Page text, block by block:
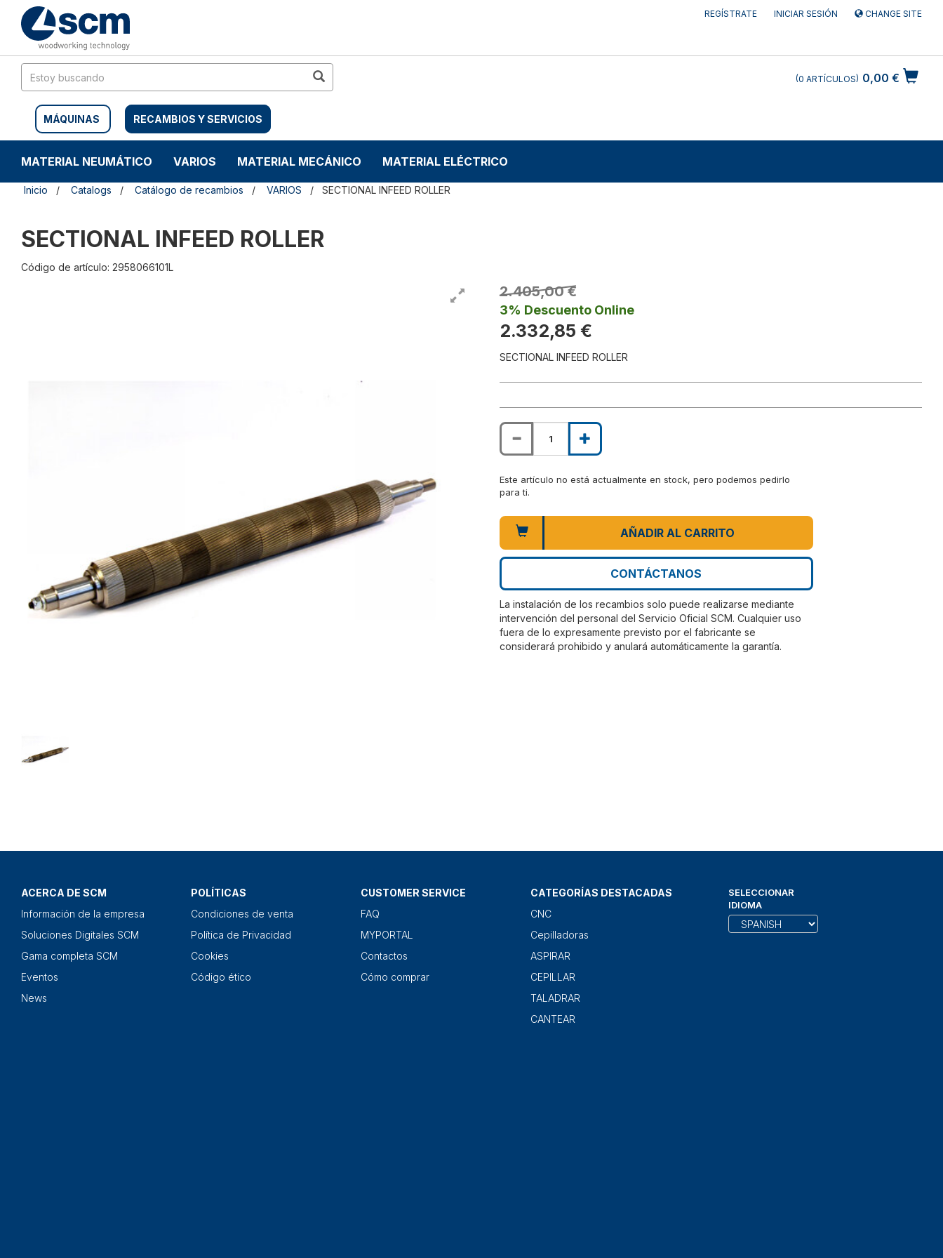
contenido
menú
navegación
REGÍSTRATE INICIAR SESIÓN CHANGE SITE
MÁQUINAS RECAMBIOS Y SERVICIOS
0,00 €
0 ARTÍCULOS
MATERIAL NEUMÁTICO VARIOS MATERIAL MECÁNICO MATERIAL ELÉCTRICO
Inicio Catalogs Catálogo de recambios VARIOS SECTIONAL INFEED ROLLER
SECTIONAL INFEED ROLLER
Código de artículo: 2958066101L
2.405,00 €
3% Descuento Online
2.332,85 €
SECTIONAL INFEED ROLLER
Este artículo no está actualmente en stock, pero podemos pedirlo
para ti.
AÑADIR AL CARRITO
CONTÁCTANOS
La instalación de los recambios solo puede realizarse mediante
intervención del personal del Servicio Oficial SCM. Cualquier uso
fuera de lo expresamente previsto por el fabricante se
considerará prohibido y anulará automáticamente la garantía.
ACERCA DE SCM
Información de la empresa
Soluciones Digitales SCM
Gama completa SCM
Eventos
News
POLÍTICAS
Condiciones de venta
Política de Privacidad
Cookies
Código ético
CUSTOMER SERVICE
FAQ
MYPORTAL
Contactos
Cómo comprar
CATEGORÍAS DESTACADAS
CNC
Cepilladoras
ASPIRAR
CEPILLAR
TALADRAR
CANTEAR
SELECCIONAR
IDIOMA